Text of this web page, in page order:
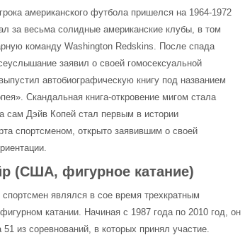
американского футбола пришелся на 1964-1972
за весьма солидные американские клубы, в том
команду Washington Redskins. После спада
заявил о своей гомосексуальной
автобиографическую книгу под названием
Скандальная книга-откровение мигом стала
сам Дэйв Копей стал первым в истории
спортсменом, открыто заявившим о своей
(США, фигурное катание)
спортсмен являлся в сое время трехкратным
катании. Начиная с 1987 года по 2010 год, он
из соревнований, в которых принял участие.